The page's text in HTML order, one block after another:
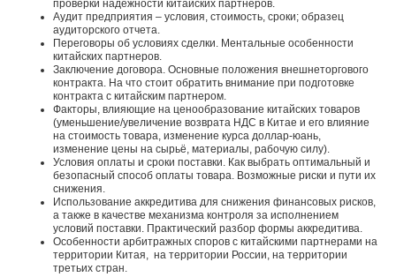
проверки надежности китайских партнеров.
Аудит предприятия – условия, стоимость, сроки; образец
аудиторского отчета.
Переговоры об условиях сделки. Ментальные особенности
китайских партнеров.
Заключение договора. Основные положения внешнеторгового
контракта. На что стоит обратить внимание при подготовке
контракта с китайским партнером.
Факторы, влияющие на ценообразование китайских товаров
(уменьшение/увеличение возврата НДС в Китае и его влияние
на стоимость товара, изменение курса доллар-юань,
изменение цены на сырьё, материалы, рабочую силу).
Условия оплаты и сроки поставки. Как выбрать оптимальный и
безопасный способ оплаты товара. Возможные риски и пути их
снижения.
Использование аккредитива для снижения финансовых рисков,
а также в качестве механизма контроля за исполнением
условий поставки. Практический разбор формы аккредитива.
Особенности арбитражных споров с китайскими партнерами на
территории Китая, на территории России, на территории
третьих стран.